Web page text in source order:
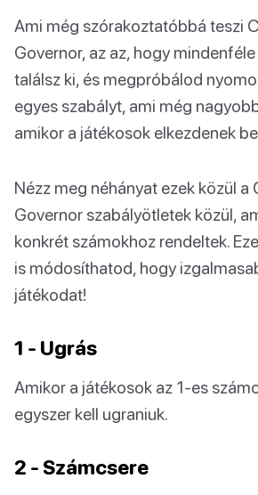
Ami még szórakoztatóbbá teszi
Governor, az az, hogy
találsz ki, és megpróbálod
egyes szabályt, ami még
amikor a játékosok elkezdenek
Nézz meg néhányat ezek közül a
Governor szabályötletek közül,
konkrét számokhoz rendeltek.
is módosíthatod, hogy
játékodat!
1 - Ugrás
Amikor a játékosok az 1-es
egyszer kell ugraniuk.
2 - Számcsere